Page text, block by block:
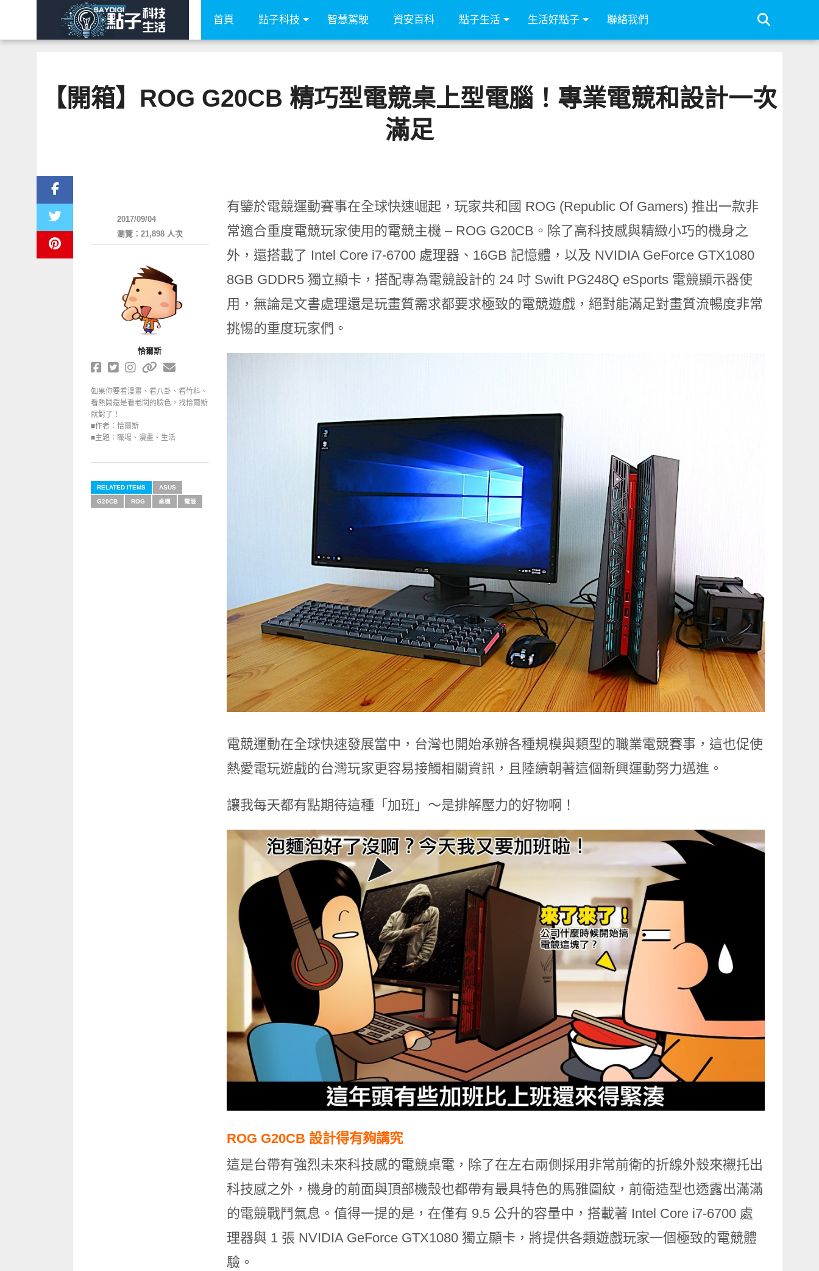
首頁 點子科技 智慧駕駛 資安百科 點子生活 生活好點子 聯絡我們
【開箱】ROG G20CB 精巧型電競桌上型電腦！專業電競和設計一次
滿足
有鑒於電競運動賽事在全球快速崛起，玩家共和國 ROG (Republic Of Gamers) 推出一款非
常適合重度電競玩家使用的電競主機 – ROG G20CB。除了高科技感與精緻小巧的機身之
外，還搭載了 Intel Core i7-6700 處理器、16GB 記憶體，以及 NVIDIA GeForce GTX1080
8GB GDDR5 獨立顯卡，搭配專為電競設計的 24 吋 Swift PG248Q eSports 電競顯示器使
用，無論是文書處理還是玩畫質需求都要求極致的電競遊戲，絕對能滿足對畫質流暢度非常
挑惕的重度玩家們。
電競運動在全球快速發展當中，台灣也開始承辦各種規模與類型的職業電競賽事，這也促使
熱愛電玩遊戲的台灣玩家更容易接觸相關資訊，且陸續朝著這個新興運動努力邁進。
讓我每天都有點期待這種「加班」～是排解壓力的好物啊！
ROG G20CB 設計得有夠講究
這是台帶有強烈未來科技感的電競桌電，除了在左右兩側採用非常前衛的折線外殼來襯托出
科技感之外，機身的前面與頂部機殼也都帶有最具特色的馬雅圖紋，前衛造型也透露出滿滿
的電競戰鬥氣息。值得一提的是，在僅有 9.5 公升的容量中，搭載著 Intel Core i7-6700 處
理器與 1 張 NVIDIA GeForce GTX1080 獨立顯卡，將提供各類遊戲玩家一個極致的電競體
驗。
2017/09/04
瀏覽：21,898 人次
恰爾斯
如果你要看漫畫、看八卦、看竹科、
看熱鬧還是看老闆的臉色，找恰爾斯
就對了！
■作者：恰爾斯
■主題：職場、漫畫、生活
RELATED ITEMS ASUS
G20CB ROG 桌機 電競